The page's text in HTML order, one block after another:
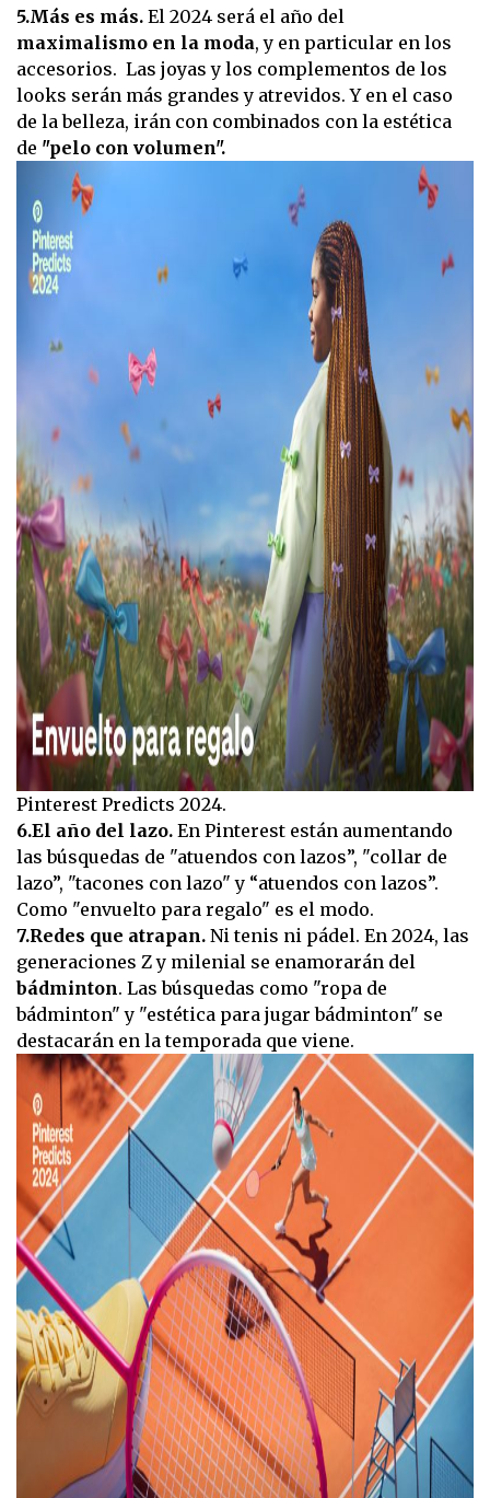
5.Más es más. El 2024 será el año del
maximalismo en la moda, y en particular en los
accesorios. Las joyas y los complementos de los
looks serán más grandes y atrevidos. Y en el caso
de la belleza, irán con combinados con la estética
de "pelo con volumen".
Pinterest Predicts 2024.
6.El año del lazo. En Pinterest están aumentando
las búsquedas de "atuendos con lazos”, "collar de
lazo”, "tacones con lazo" y “atuendos con lazos”.
Como "envuelto para regalo" es el modo.
7.Redes que atrapan. Ni tenis ni pádel. En 2024, las
generaciones Z y milenial se enamorarán del
bádminton. Las búsquedas como "ropa de
bádminton" y "estética para jugar bádminton" se
destacarán en la temporada que viene.